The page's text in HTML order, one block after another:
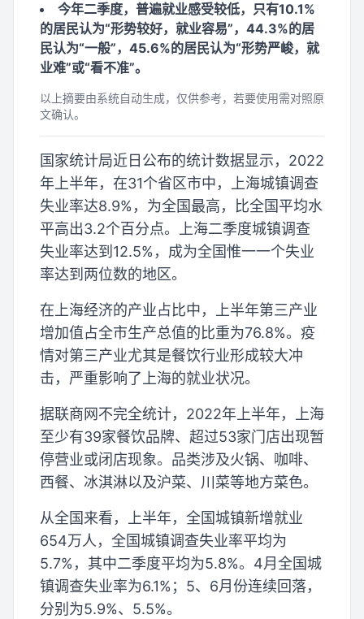
今年二季度，普遍就业感受较低，只有10.1%
的居民认为“形势较好，就业容易”，44.3%的居
民认为“一般”，45.6%的居民认为“形势严峻，就
业难”或“看不准”。
以上摘要由系统自动生成，仅供参考，若要使用需对照原
文确认。
国家统计局近日公布的统计数据显示，2022
年上半年，在31个省区市中，上海城镇调查
失业率达8.9%，为全国最高，比全国平均水
平高出3.2个百分点。上海二季度城镇调查
失业率达到12.5%，成为全国惟一一个失业
率达到两位数的地区。
在上海经济的产业占比中，上半年第三产业
增加值占全市生产总值的比重为76.8%。疫
情对第三产业尤其是餐饮行业形成较大冲
击，严重影响了上海的就业状况。
据联商网不完全统计，2022年上半年，上海
至少有39家餐饮品牌、超过53家门店出现暂
停营业或闭店现象。品类涉及火锅、咖啡、
西餐、冰淇淋以及沪菜、川菜等地方菜色。
从全国来看，上半年，全国城镇新增就业
654万人，全国城镇调查失业率平均为
5.7%，其中二季度平均为5.8%。4月全国城
镇调查失业率为6.1%；5、6月份连续回落，
分别为5.9%、5.5%。